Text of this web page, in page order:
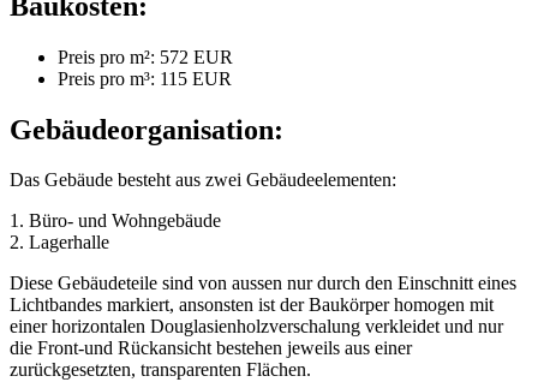
Preis pro m²: 572 EUR
Preis pro m³: 115 EUR
Gebäudeorganisation:
Das Gebäude besteht aus zwei Gebäudeelementen:
1. Büro- und Wohngebäude
2. Lagerhalle
Diese Gebäudeteile sind von aussen nur durch den Einschnitt eines
Lichtbandes markiert, ansonsten ist der Baukörper homogen mit
einer horizontalen Douglasienholzverschalung verkleidet und nur
die Front-und Rückansicht bestehen jeweils aus einer
zurückgesetzten, transparenten Flächen.